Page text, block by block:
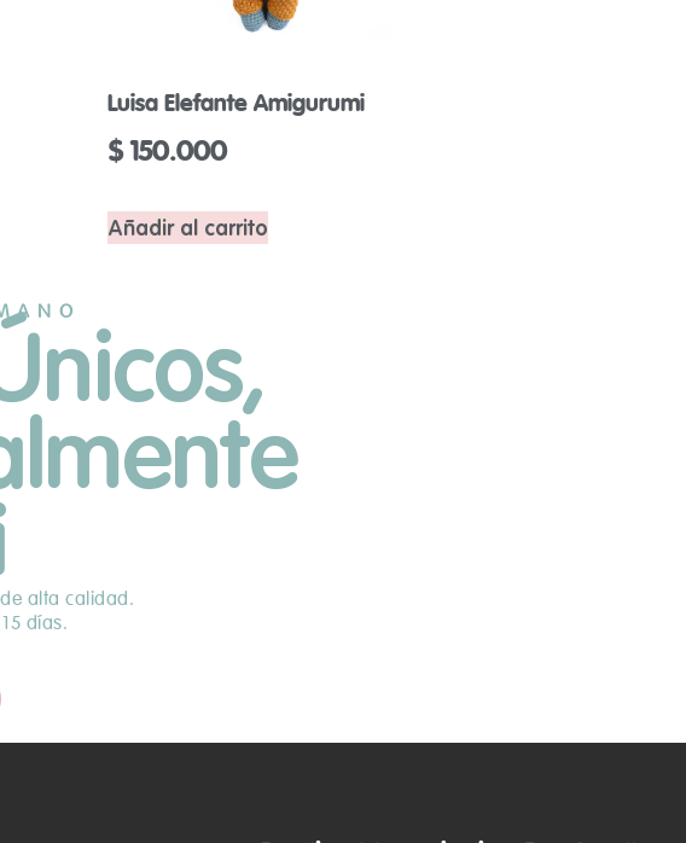
Luisa Elefante Amigurumi
$150.000
Añadir al carrito
alta calidad.
días.